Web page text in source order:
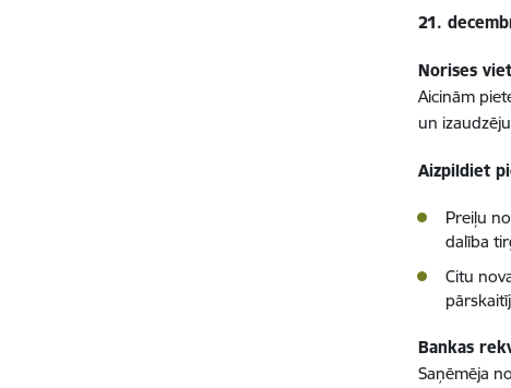
21.
Norises
Aicinām
un
Aizpildiet
Preiļu
dalība
Citu
Bankas
Saņēmēja